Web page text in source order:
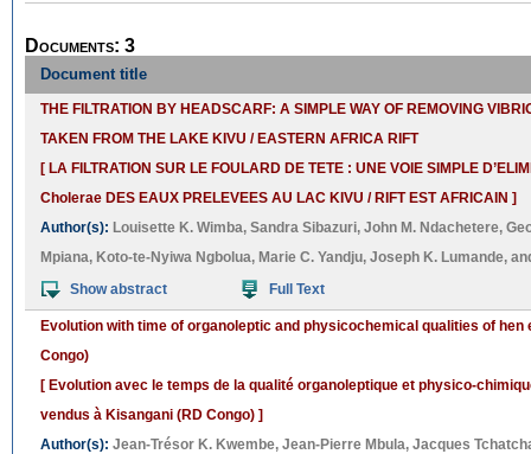
Documents: 3
Document title
THE FILTRATION BY HEADSCARF: A SIMPLE WAY OF REMOVING
TAKEN FROM THE LAKE KIVU / EASTERN AFRICA RIFT
[ LA FILTRATION SUR LE FOULARD DE TETE : UNE VOIE SIMPLE
Cholerae DES EAUX PRELEVEES AU LAC KIVU / RIFT EST AFRICAIN ]
Author(s): Louisette K. Wimba, Sandra Sibazuri, John M. Ndachetere,
Mpiana, Koto-te-Nyiwa Ngbolua, Marie C. Yandju, Joseph K. Lumande,
Show abstract
Full Text
Evolution with time of organoleptic and physicochemical qualities of hen
Congo)
[ Evolution avec le temps de la qualité organoleptique et physico-
vendus à Kisangani (RD Congo) ]
Author(s): Jean-Trésor K. Kwembe, Jean-Pierre Mbula, Jacques